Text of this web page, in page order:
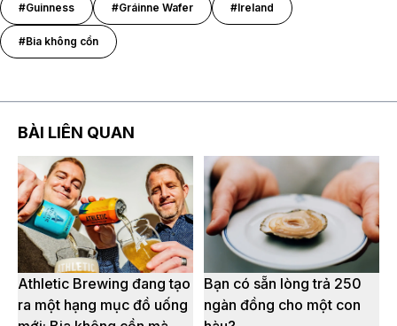
#Guinness #Gráinne Wafer #Ireland
#Bia không cồn
BÀI LIÊN QUAN
Athletic Brewing đang tạo
ra một hạng mục đồ uống
Bạn có sẵn lòng trả 250
ngàn đồng cho một con